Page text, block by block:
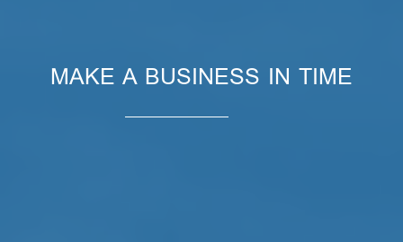
MAKE A BUSINESS IN TIME